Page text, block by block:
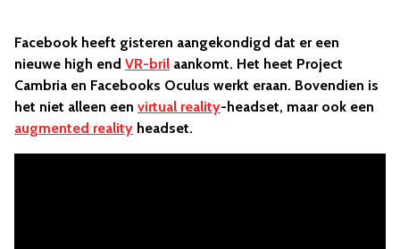
Facebook heeft gisteren aangekondigd dat er een
nieuwe high end VR-bril aankomt. Het heet Project
Cambria en Facebooks Oculus werkt eraan. Bovendien is
het niet alleen een virtual reality-headset, maar ook een
augmented reality headset.